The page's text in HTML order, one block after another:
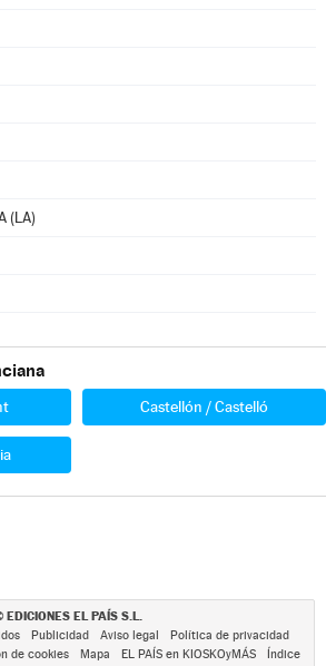
(LA)
Castellón / Castelló
EDICIONES EL PAÍS S.L.
Publicidad Aviso legal
Política de privacidad
de cookies Mapa EL PAÍS en KIOSKOyMÁS Índice